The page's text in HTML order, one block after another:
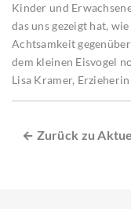
Kinder und
das uns gezeigt hat,
Achtsamkeit
dem kleinen Eisvogel
Lisa Kramer,
← Zurück zu